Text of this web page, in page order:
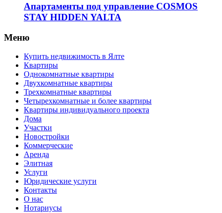
Апартаменты под управление COSMOS
STAY HIDDEN YALTA
Меню
Купить недвижимость в Ялте
Квартиры
Однокомнатные квартиры
Двухкомнатные квартиры
Трехкомнатные квартиры
Четырехкомнатные и более квартиры
Квартиры индивидуального проекта
Дома
Участки
Новостройки
Коммерческие
Аренда
Элитная
Услуги
Юридические услуги
Контакты
О нас
Нотариусы